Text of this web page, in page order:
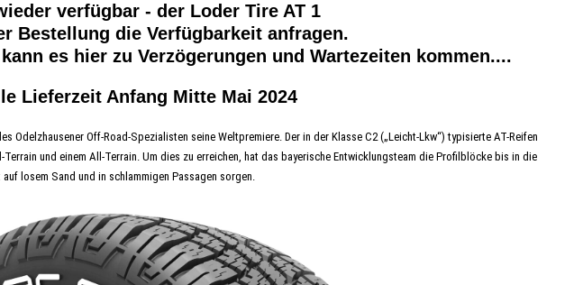
verfügbar - der Loder Tire AT 1
Bestellung die Verfügbarkeit anfragen.
es hier zu Verzögerungen und Wartezeiten kommen....
Lieferzeit Anfang Mitte Mai 2024
Odelzhausener Off-Road-Spezialisten seine Weltpremiere. Der in der Klasse C2 („Leicht-Lkw“) typisierte AT-Reifen
und einem All-Terrain. Um dies zu erreichen, hat das bayerische Entwicklungsteam die Profilblöcke bis in die
losem Sand und in schlammigen Passagen sorgen.